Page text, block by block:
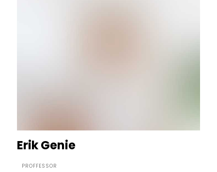
Erik Genie
PROFFESSOR